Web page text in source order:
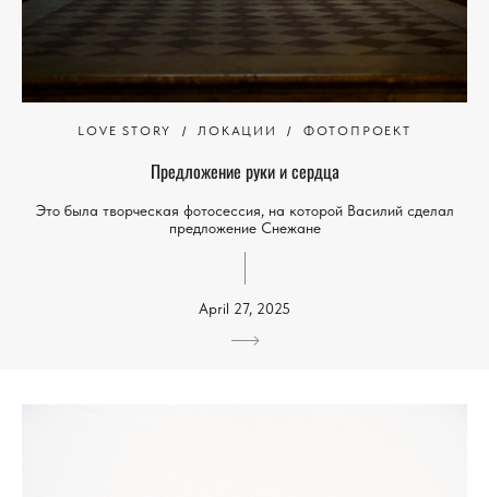
LOVE STORY ЛОКАЦИИ ФОТОПРОЕКТ
Предложение руки и сердца
Это была творческая фотосессия, на которой Василий сделал
предложение Снежане
April 27, 2025